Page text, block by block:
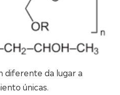
diferente da lugar a
únicas.